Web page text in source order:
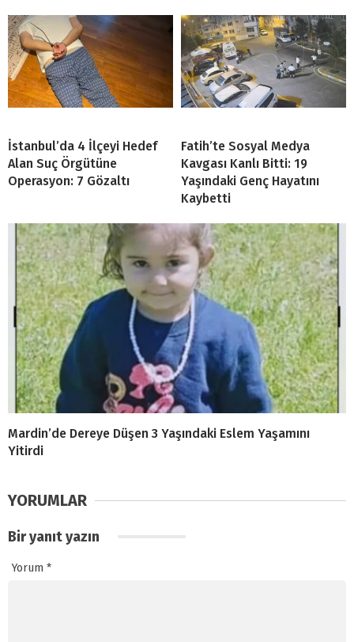
İstanbul’da 4 İlçeyi Hedef
Alan Suç Örgütüne
Operasyon: 7 Gözaltı
Fatih’te Sosyal Medya
Kavgası Kanlı Bitti: 19
Yaşındaki Genç Hayatını
Kaybetti
Mardin’de Dereye Düşen 3 Yaşındaki Eslem Yaşamını
Yitirdi
YORUMLAR
Bir yanıt yazın
Yorum *